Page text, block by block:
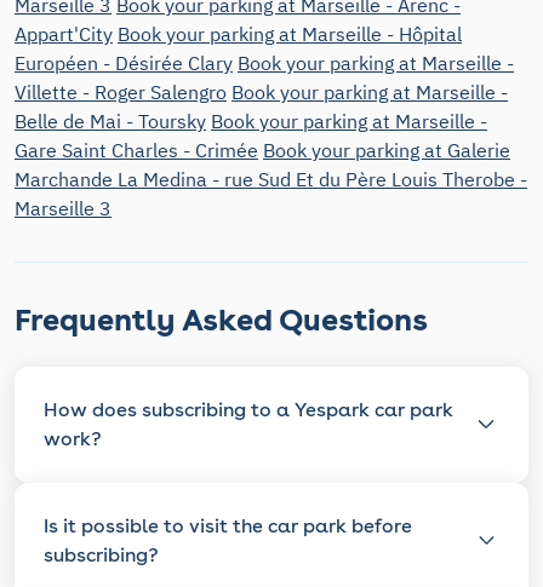
Appart'City Book your parking at Marseille - Hôpital
Européen - Désirée Clary Book your parking at Marseille -
Villette - Roger Salengro Book your parking at Marseille -
Belle de Mai - Toursky Book your parking at Marseille -
Gare Saint Charles - Crimée Book your parking at Galerie
Marchande La Medina - rue Sud Et du Père Louis Therobe -
Marseille 3
Frequently Asked Questions
How does subscribing to a Yespark car park
work?
Is it possible to visit the car park before
subscribing?